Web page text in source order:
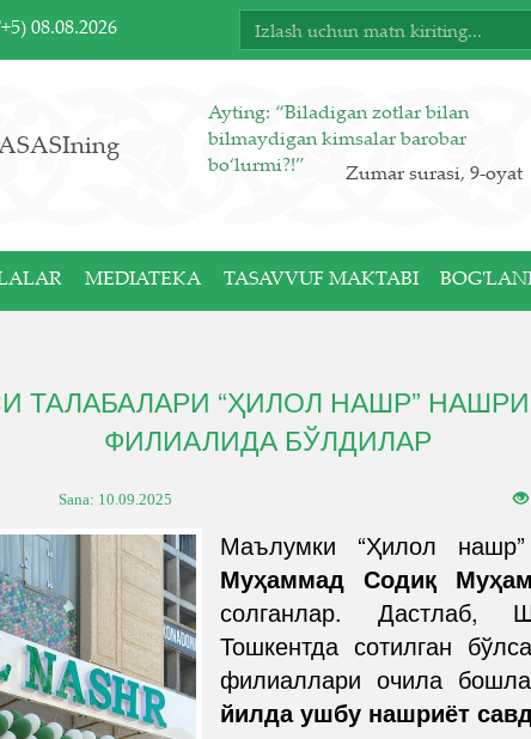
08.08.2026
Ayting: “Biladigan zotlar bilan
bilmaydigan kimsalar barobar
bo‘lurmi?!”
Zumar surasi, 9-oyat
MEDIATEKA TASAVVUF MAKTABI
ТАЛАБАЛАРИ “ҲИЛОЛ НАШР”
ФИЛИАЛИДА БЎЛДИЛАР
Sana: 10.09.2025
Маълумки “Ҳилол
Муҳаммад Содиқ
солганлар. Дастлаб,
Тошкентда сотилган
филиаллари очила
йилда ушбу нашриёт